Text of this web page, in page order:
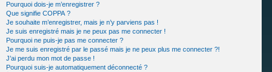
Pourquoi dois-je m’enregistrer ?
Que signifie COPPA ?
Je souhaite m’enregistrer, mais je n’y parviens pas !
Je suis enregistré mais je ne peux pas me connecter !
Pourquoi ne puis-je pas me connecter ?
Je me suis enregistré par le passé mais je ne peux plus me connecter ?!
J’ai perdu mon mot de passe !
Pourquoi suis-je automatiquement déconnecté ?